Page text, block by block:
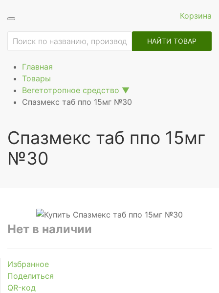
Корзина
НАЙТИ ТОВАР
Главная
Товары
Вегетотропное средство ▼
Спазмекс таб ппо 15мг №30
Спазмекс таб ппо 15мг
№30
Нет в наличии
Избранное
Поделиться
QR-код